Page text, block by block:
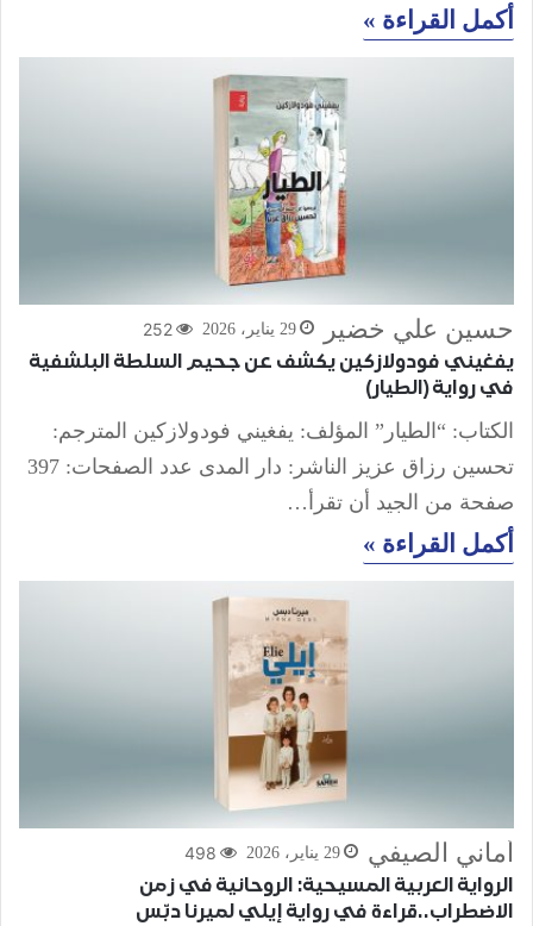
أكمل القراءة »
حسين علي خضير 29 يناير، 2026 252
يفغيني فودولازكين يكشف عن جحيم السلطة البلشفية
في رواية (الطيار)
الكتاب: “الطيار” المؤلف: يفغيني فودولازكين المترجم:
تحسين رزاق عزيز الناشر: دار المدى عدد الصفحات: 397
صفحة من الجيد أن تقرأ…
أكمل القراءة »
أماني الصيفي 29 يناير، 2026 498
الرواية العربية المسيحية: الروحانية في زمن
الاضطراب..قراءة في رواية إيلي لميرنا دبّس